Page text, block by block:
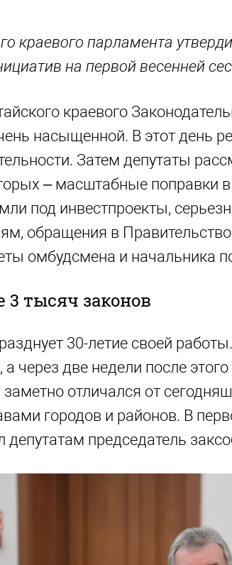
краевого парламента
на первой весенней
краевого
насыщенной. В этот день
Затем депутаты
– масштабные поправки
под инвестпроекты,
обращения в
омбудсмена и начальника
3 тысяч законов
30-летие своей
а через две недели после
отличался от
городов и районов. В
депутатам председатель